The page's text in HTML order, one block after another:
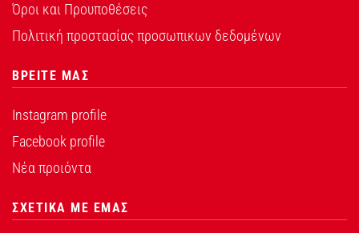
Όροι και Προυποθέσεις
Πολιτική προστασίας προσωπικων δεδομένων
ΒΡΕΙΤΕ ΜΑΣ
Instagram profile
Facebook profile
Νέα προιόντα
ΣΧΕΤΙΚΑ ΜΕ ΕΜΑΣ